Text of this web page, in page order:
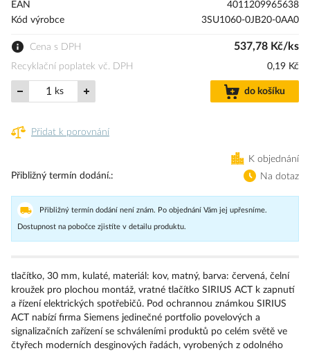
EAN
4011209965638
Kód výrobce
3SU1060-0JB20-0AA0
Cena s DPH 537,78 Kč/ks
Recyklační poplatek vč. DPH 0,19 Kč
ks do košíku
Přidat k porovnání
K objednání
Přibližný termín dodání.
Na dotaz
Přibližný termín dodání není znám. Po objednání Vám jej upřesníme.
Dostupnost na pobočce zjistíte v detailu produktu.
tlačítko, 30 mm, kulaté, materiál: kov, matný, barva: červená, čelní
kroužek pro plochou montáž, vratné tlačítko SIRIUS ACT k zapnutí
a řízení elektrických spotřebičů. Pod ochrannou známkou SIRIUS
ACT nabízí firma Siemens jedinečné portfolio povelových a
signalizačních zařízení se schváleními produktů po celém světě ve
čtyřech moderních desginových řadách, vyrobených z odolného